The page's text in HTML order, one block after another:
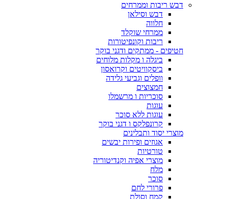
דבש ריבות וממרחים
דבש וסילאן
חלווה
ממרחי שוקלד
ריבות וקונפיטורות
חטיפים - ממתקים ודגני בוקר
ביגלה ו מקלות מלוחים
ביסקוויטים וקרואסון
וופלים וגביעי גלידה
חמצוצים
סוכריות ו מרשמלו
עוגות
עוגות ללא סוכר
קרונפלקס ו דגני בוקר
מוצרי יסוד ותבלינים
אגוזים ופירות יבשים
טורטיות
מוצרי אפיה וקנדיטוריה
מלח
סוכר
פרורי לחם
קמח וסולת